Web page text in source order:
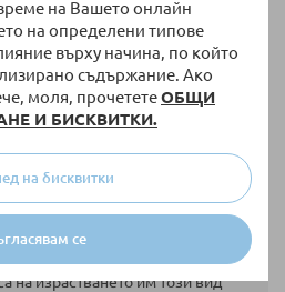
на Вашето онлайн
на определени типове
върху начина, по който
съдържание. Ако
моля, прочететеОБЩИ
И БИСКВИТКИ.
се
на бисквитки
кубчета и форми за
образци на игри, с които се
на израстването им този вид